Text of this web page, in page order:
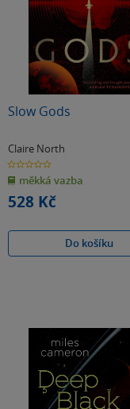
Slow Gods
Claire North
0.0
z
5
hvězdiček
měkká vazba
528 Kč
Do košíku